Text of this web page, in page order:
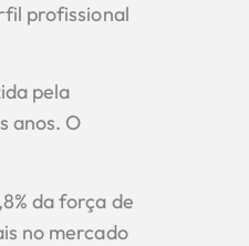
profissional
pela
anos. O
da força de
no mercado